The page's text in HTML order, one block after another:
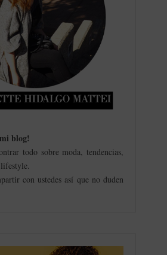
blog!
todo sobre moda, tendencias,
con ustedes así que no duden